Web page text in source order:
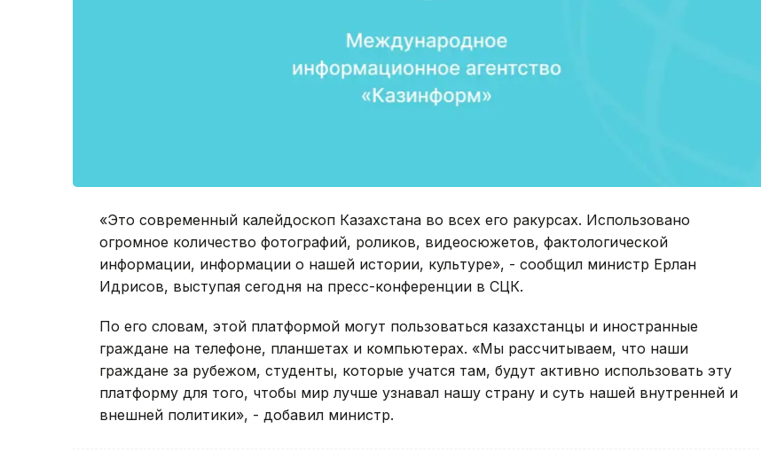
«Это современный калейдоскоп Казахстана во всех его ракурсах. Использовано
огромное количество фотографий, роликов, видеосюжетов, фактологической
информации, информации о нашей истории, культуре», - сообщил министр Ерлан
Идрисов, выступая сегодня на пресс-конференции в СЦК.
По его словам, этой платформой могут пользоваться казахстанцы и иностранные
граждане на телефоне, планшетах и компьютерах. «Мы рассчитываем, что наши
граждане за рубежом, студенты, которые учатся там, будут активно использовать эту
платформу для того, чтобы мир лучше узнавал нашу страну и суть нашей внутренней и
внешней политики», - добавил министр.